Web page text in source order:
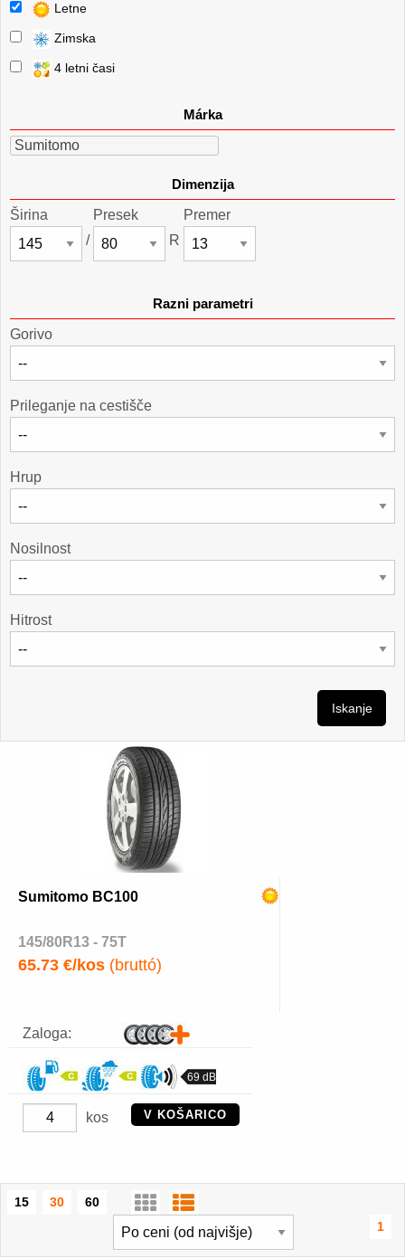
Letne
Zimska
4 letni časi
Márka
Sumitomo
Dimenzija
Širina
/
Presek
R
Premer
Razni parametri
Gorivo
Prileganje na cestišče
Hrup
Nosilnost
Hitrost
Iskanje
Sumitomo BC100
145/80R13 - 75T
65.73 €/kos (bruttó)
Zaloga:
69 dB
kos V KOŠARICO
15 30
60
1